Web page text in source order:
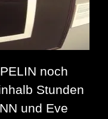
noch
Stunden
und Eve